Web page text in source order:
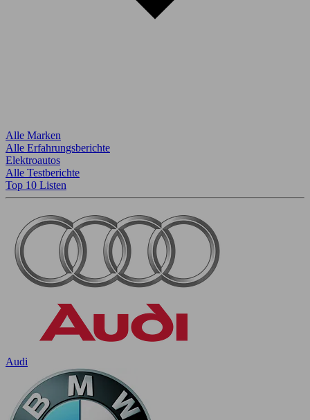
Alle Marken
Alle Erfahrungsberichte
Elektroautos
Alle Testberichte
Top 10 Listen
Audi